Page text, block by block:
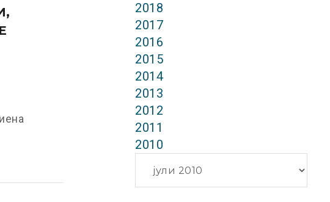
2018
2017
2016
2015
2014
2013
2012
2011
2010